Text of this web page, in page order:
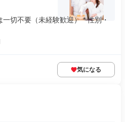
切不要（未経験歓迎） * 性別・
気になる